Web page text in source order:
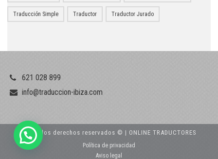
Traducción Simple Traductor Traductor Jurado
621 028 899
info@traduccion-ibiza.com
Todos los derechos reservados © | ONLINE TRADUCTORES
Política de privacidad
Aviso legal